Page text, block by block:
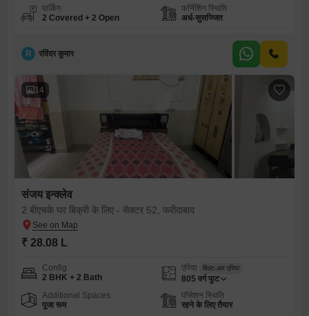
पार्किंग
2 Covered + 2 Open
फर्निशिंग स्थिति
अर्ध-सुसज्जित
R रविंदर कुमार
14
संजय इन्क्लेव
2 बीएचके घर बिक्री के लिए - सेक्टर 52, फरीदाबाद
₹ 28.08 L
Config
2 BHK + 2 Bath
एरिया बिल्ट-अप एरिया
805 वर्ग फुट
Additional Spaces
पूजा रूम
पॉसेशन स्थिति
रहने के लिए तैयार